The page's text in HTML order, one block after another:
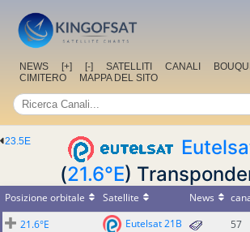
NEWS [+] [-] SATELLITI CANALI
CIMITERO
MAPPA DEL SITO
23.5E
(21.6°E)
Posizione orbitale Satellite News
21.6°E
Eutelsat 21B 57